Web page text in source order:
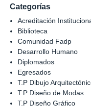
Categorías
Acreditación
Biblioteca
Comunidad Fadp
Desarrollo Humano
Diplomados
Egresados
T.P Dibujo
T.P Diseño de Modas
T.P Diseño Gráfico